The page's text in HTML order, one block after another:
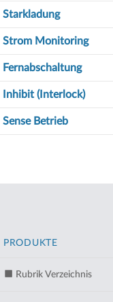
Starkladung
Strom Monitoring
Fernabschaltung
Inhibit (Interlock)
Sense Betrieb
PRODUKTE
Rubrik Verzeichnis